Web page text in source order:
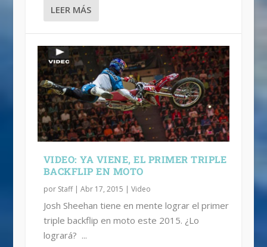
LEER MÁS
VIDEO: YA VIENE, EL PRIMER TRIPLE
BACKFLIP EN MOTO
por Staff| Abr 17, 2015 Video
Josh Sheehan tiene en mente lograr el primer
triple backflip en moto este 2015. ¿Lo
logrará? ...